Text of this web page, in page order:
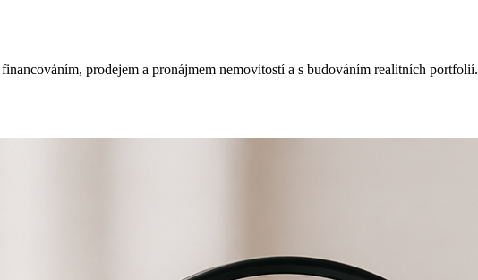
prodejem a pronájmem nemovitostí a s budováním realitních portfolií.